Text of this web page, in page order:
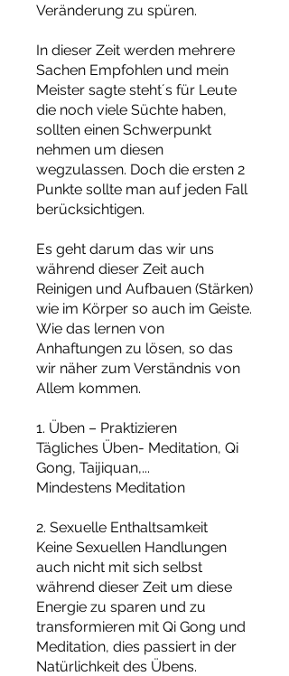
Veränderung zu spüren.
In dieser Zeit werden mehrere
Sachen Empfohlen und mein
Meister sagte steht´s für Leute
die noch viele Süchte haben,
sollten einen Schwerpunkt
nehmen um diesen
wegzulassen. Doch die ersten 2
Punkte sollte man auf jeden Fall
berücksichtigen.
Es geht darum das wir uns
während dieser Zeit auch
Reinigen und Aufbauen (Stärken)
wie im Körper so auch im Geiste.
Wie das lernen von
Anhaftungen zu lösen, so das
wir näher zum Verständnis von
Allem kommen.
1. Üben – Praktizieren
Tägliches Üben- Meditation, Qi
Gong, Taijiquan,...
Mindestens Meditation
2. Sexuelle Enthaltsamkeit
Keine Sexuellen Handlungen
auch nicht mit sich selbst
während dieser Zeit um diese
Energie zu sparen und zu
transformieren mit Qi Gong und
Meditation, dies passiert in der
Natürlichkeit des Übens.